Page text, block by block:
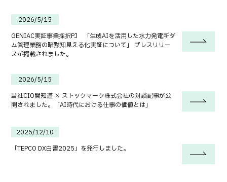
2026/5/15
GENIAC実証事業採択PJ 「生成AIを活用した水力発電所ダ
ム管理業務の暗黙知見える化実証について」 プレスリリー
スが掲載されました。
2026/5/15
当社CIO関知道 × ストックマーク株式会社の対談記事が公
開されました。「AI時代における仕事の価値とは」
2025/12/10
「TEPCO DX白書2025」を発行しました。